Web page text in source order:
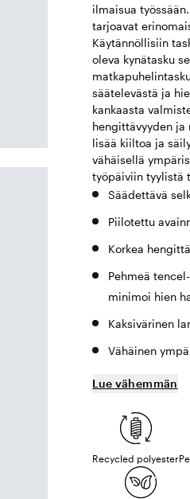
ilmaisua
tarjoavat
Käytännöllisiin
oleva kynätasku
säätelevästä ja
kankaasta
hengittävyyden ja
lisää kiiltoa ja
vähäisellä
työpäiviin tyylistä
Säädettävä
Piilotettu
Korkea
Pehmeä
minimoi hien
Kaksivärinen
Vähäinen
Lue vähemmän
Recycled polyester